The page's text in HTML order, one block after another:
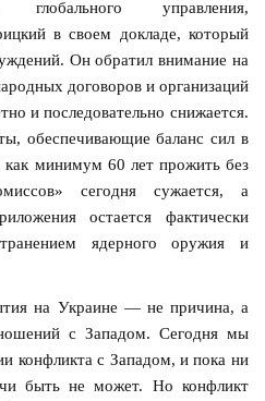
управления,
в своем докладе, который
Он обратил внимание на
договоров и организаций
последовательно снижается.
обеспечивающие баланс сил в
минимум 60 лет прожить без
сегодня сужается, а
остается фактически
ядерного оружия и
на Украине — не причина, а
с Западом. Сегодня мы
конфликта с Западом, и пока ни
быть не может. Но конфликт